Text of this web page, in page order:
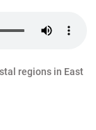
regions in East